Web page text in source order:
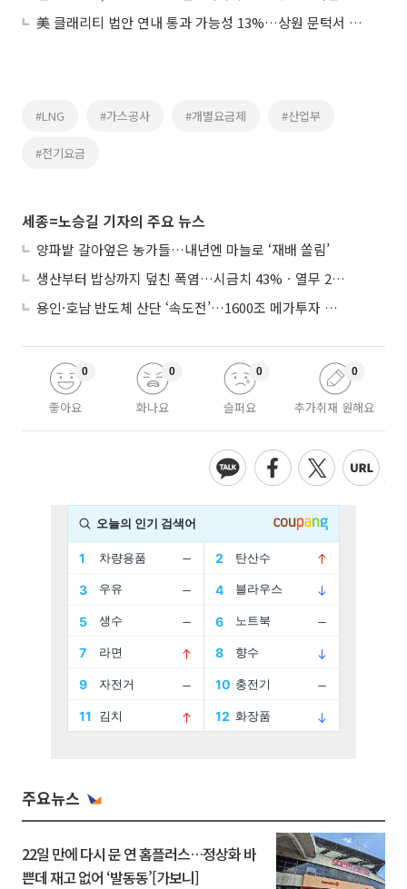
美 클래리티 법안 연내 통과 가능성 13%…상원 문턱서 제동
#LNG #가스공사 #개별요금제 #산업부
#전기요금
세종=노승길 기자의 주요 뉴스
양파밭 갈아엎은 농가들…내년엔 마늘로 ‘재배 쏠림’
생산부터 밥상까지 덮친 폭염…시금치 43%ㆍ열무 28% 급등
용인·호남 반도체 산단 ‘속도전’…1600조 메가투자 이행 총력
좋아요
0
화나요
0
슬퍼요
0
추가취재 원해요
0
주요뉴스
22일 만에 다시 문 연 홈플러스…정상화 바
쁜데 재고 없어 ‘발동동’[가보니]